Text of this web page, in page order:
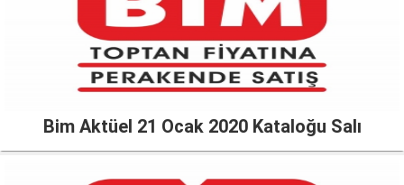
Bim Aktüel 21 Ocak 2020 Kataloğu Salı